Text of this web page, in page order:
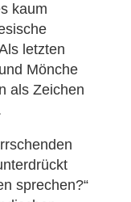
kaum
letzten
Mönche
als Zeichen
sprechen?“